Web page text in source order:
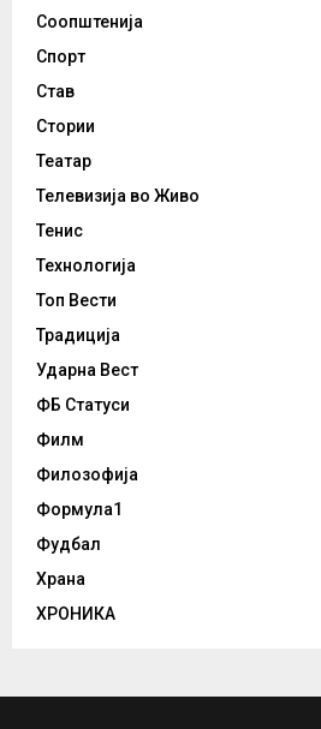
Соопштенија
Спорт
Став
Стории
Театар
Телевизија во Живо
Тенис
Технологија
Топ Вести
Традиција
Ударна Вест
ФБ Статуси
Филм
Филозофија
Формула1
Фудбал
Храна
ХРОНИКА